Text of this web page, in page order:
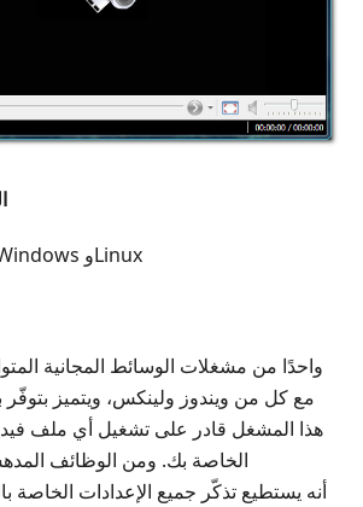
Windows وLinux
مع كل من ويندوز ولينكس، ويتميز
هذا المشغل قادر على تشغيل أي ملف